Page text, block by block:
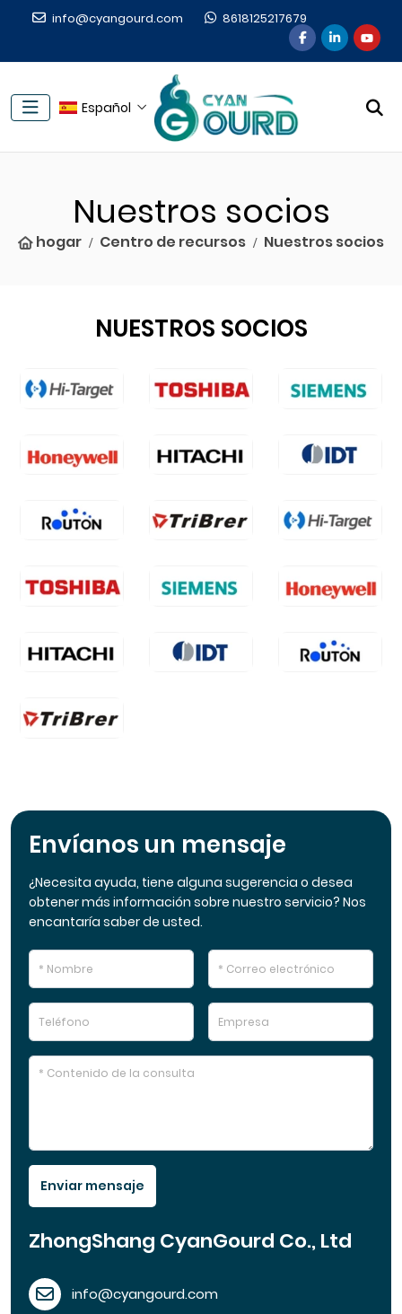
info@cyangourd.com 8618125217679
Español
Nuestros socios
hogar Centro de recursos Nuestros socios
NUESTROS SOCIOS
Envíanos un mensaje
¿Necesita ayuda, tiene alguna sugerencia o desea
obtener más información sobre nuestro servicio? Nos
encantaría saber de usted.
Enviar mensaje
ZhongShang CyanGourd Co., Ltd
info@cyangourd.com